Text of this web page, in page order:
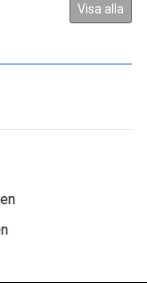
Visa alla